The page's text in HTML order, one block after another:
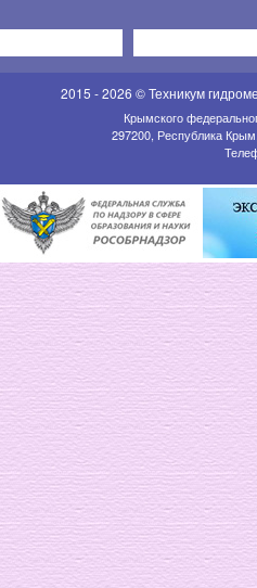
2015 - 2026 © Техникум
Крымского
297200, Республика